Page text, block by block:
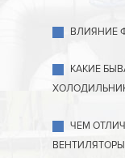
ВЛИЯНИЕ
КАКИЕ
ЧЕМ
ВЕНТИЛЯТОРЫ